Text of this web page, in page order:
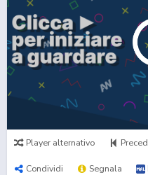
Player alternativo
Condividi Segnala